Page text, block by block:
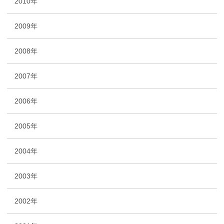
2009年
2008年
2007年
2006年
2005年
2004年
2003年
2002年